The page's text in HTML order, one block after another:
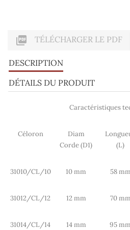
 TÉLÉCHARGER LE PDF
DESCRIPTION
DÉTAILS DU PRODUIT
Caractéristiques
Céloron
Diam
Corde (D1)
(L)
31010/CL/10 10 mm 58 mm
31012/CL/12 12 mm 70 mm
31014/CL/14 14 mm 95 mm